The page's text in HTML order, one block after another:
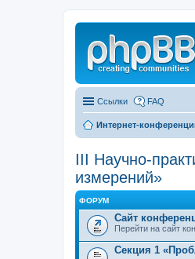
Ссылки FAQ
Интернет-
III Научно-
измерений»
ФОРУМ
Сайт
Перейти на сайт
Секция 1